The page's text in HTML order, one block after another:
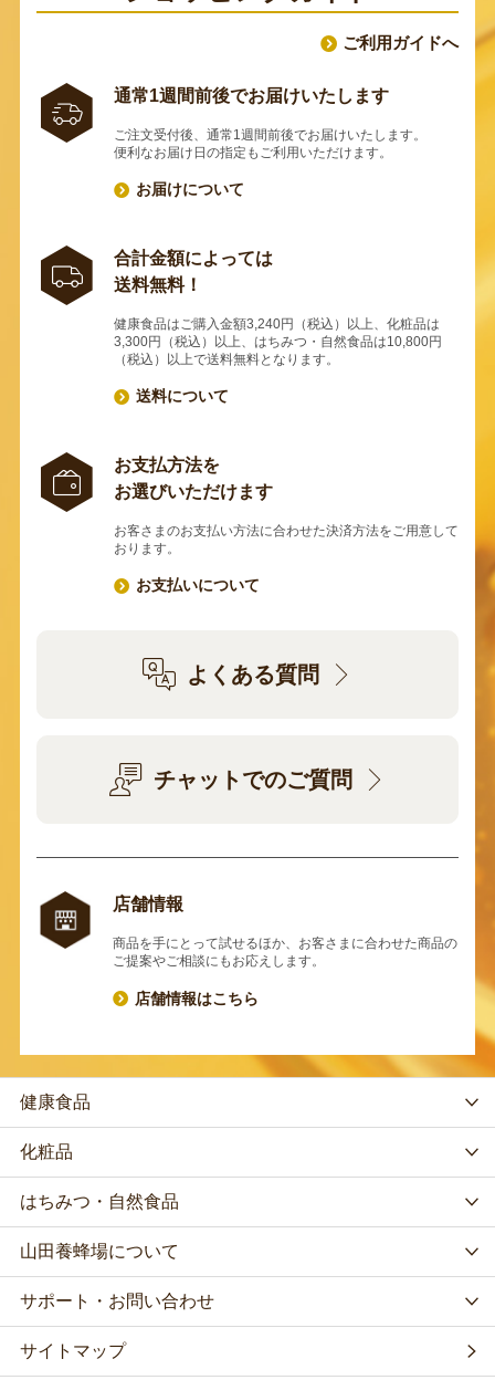
ご利用ガイドへ
通常1週間前後でお届けいたします
ご注文受付後、通常1週間前後でお届けいたします。
便利なお届け日の指定もご利用いただけます。
お届けについて
合計金額によっては
送料無料！
健康食品はご購入金額3,240円（税込）以上、化粧品は
3,300円（税込）以上、はちみつ・自然食品は10,800円
（税込）以上で送料無料となります。
送料について
お支払方法を
お選びいただけます
お客さまのお支払い方法に合わせた決済方法をご用意して
おります。
お支払いについて
よくある質問
チャットでのご質問
店舗情報
商品を手にとって試せるほか、お客さまに合わせた商品の
ご提案やご相談にもお応えします。
店舗情報はこちら
健康食品
化粧品
はちみつ・自然食品
山田養蜂場について
サポート・お問い合わせ
サイトマップ